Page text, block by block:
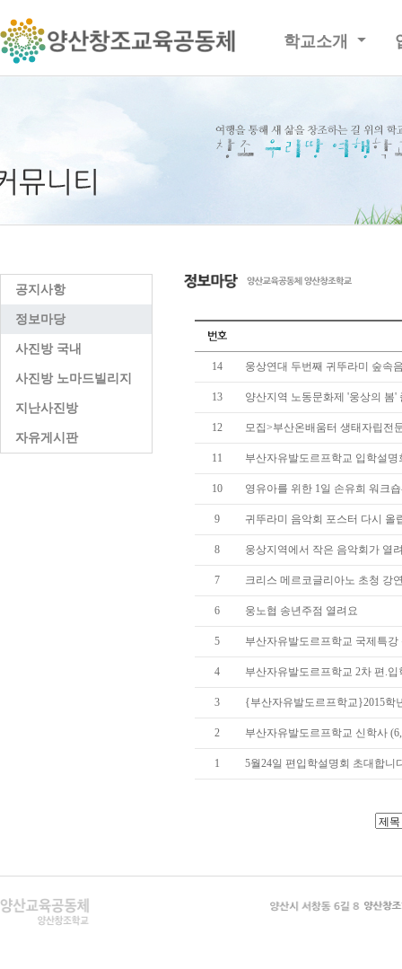
학교소개
공지사항
정보마당
사진방 국내
사진방 노마드빌리지
지난사진방
자유게시판
14 웅상연대 두번째 귀뚜라미 숲속
13 양산지역 노동문화제 '웅상의 봄'
12 모집>부산온배움터 생태자립전
11 부산자유발도르프학교 입학설명
10 영유아를 위한 1일 손유희 워크
9 귀뚜라미 음악회 포스터 다시 올
8 웅상지역에서 작은 음악회가 열
7 크리스 메르코글리아노 초청 강
6 웅노협 송년주점 열려요
5 부산자유발도르프학교 국제특
4 부산자유발도르프학교 2차 편.
3 {부산자유발도르프학교}2015학
2 부산자유발도르프학교 신학사
1 5월24일 편입학설명회 초대합니